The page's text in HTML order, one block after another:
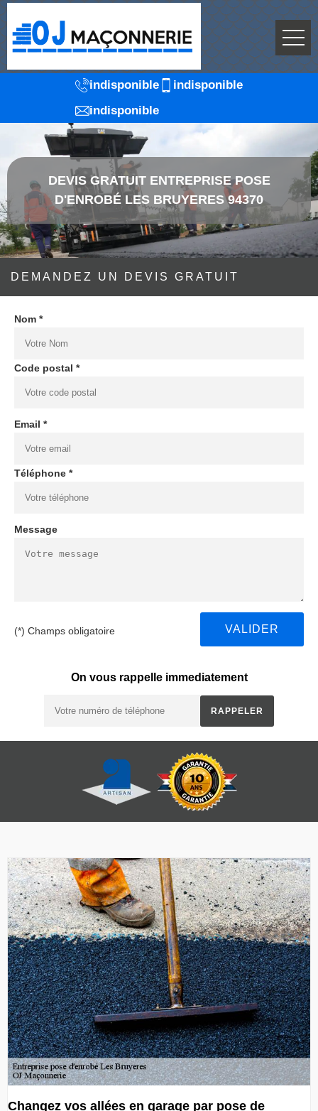
indisponible
indisponible
indisponible
DEVIS GRATUIT ENTREPRISE POSE
D'ENROBÉ LES BRUYERES 94370
DEMANDEZ UN DEVIS GRATUIT
Nom *
Code postal *
Email *
Téléphone *
Message
(*) Champs obligatoire
On vous rappelle immediatement
Changez vos allées en garage par pose de